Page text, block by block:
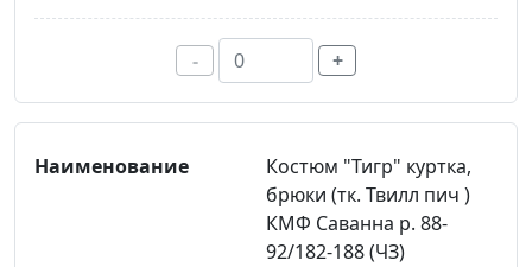
- +
Костюм "Тигр" куртка,
брюки (тк. Твилл пич )
КМФ Саванна р. 88-
92/182-188 (ЧЗ)